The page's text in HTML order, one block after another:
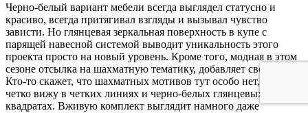
Черно-белый вариант мебели всегда выглядел статусно и
красиво, всегда притягивал взгляды и вызывал чувство
зависти. Но глянцевая зеркальная поверхность в купе с
парящей навесной системой выводит уникальность этого
проекта просто на новый уровень. Кроме того, модная в этом
сезоне отсылка на шахматную тематику, добавляет свой шарм.
Кто-то скажет, что шахматных мотивов тут особо нет, но я их
четко вижу в четких линиях и черно-белых глянцевых
квадратах. Вживую комплект выглядит намного даже